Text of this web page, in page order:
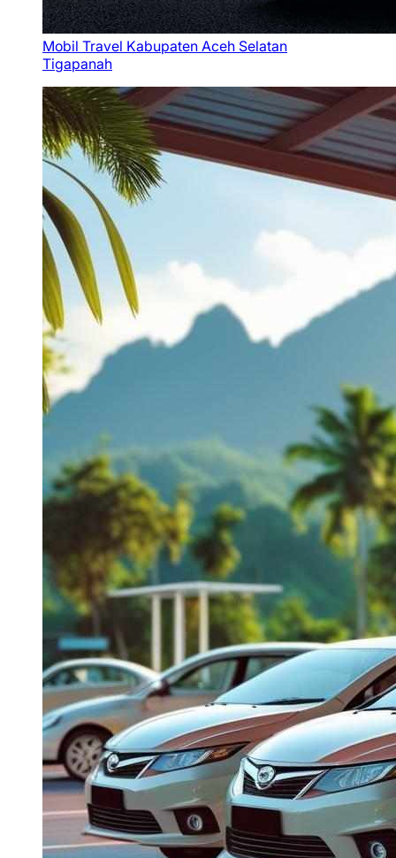
Mobil Travel Kabupaten Aceh Selatan
Tigapanah